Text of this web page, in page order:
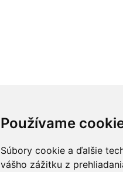
Používame
Súbory cookie a ďalšie
vášho zážitku z